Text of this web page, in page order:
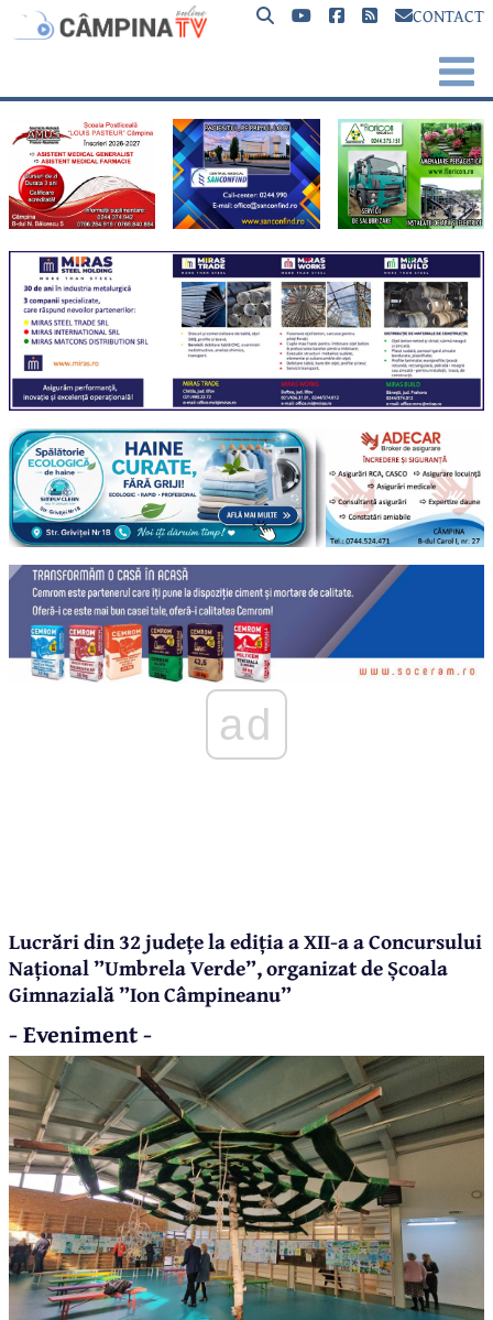
CONTACT
ad
Lucrări din 32 județe la ediția a XII-a a Concursului
Național ”Umbrela Verde”, organizat de Școala
Gimnazială ”Ion Câmpineanu”
- Eveniment -